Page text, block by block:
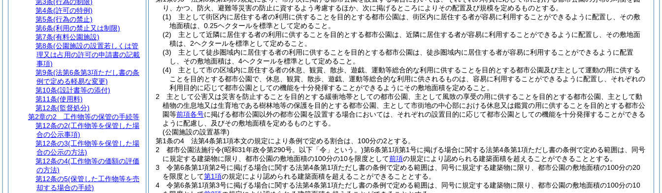
り、かつ、防火、避難等災害の防止に資するよう考慮するほか、次に掲げるところによりその配置及び規模を定めるものとする。
(1)
主として街区内に居住する者の利用に供することを目的とする都市公園は、街区内に居住する者が容易に利用することができるように配置し、その敷
地面積は、0.25ヘクタールを標準として定めること。
(2)
主として近隣に居住する者の利用に供することを目的とする都市公園は、近隣に居住する者が容易に利用することができるように配置し、その敷地面
積は、2ヘクタールを標準として定めること。
(3)
主として徒歩圏域内に居住する者の利用に供することを目的とする都市公園は、徒歩圏域内に居住する者が容易に利用することができるように配置
し、その敷地面積は、4ヘクタールを標準として定めること。
(4)
主として市の区域内に居住する者の休息、観賞、散歩、遊戯、運動等総合的な利用に供することを目的とする都市公園及び主として運動の用に供する
ことを目的とする都市公園で、休息、観賞、散歩、遊戯、運動等総合的な利用に供されるものは、容易に利用することができるように配置し、それぞれの
利用目的に応じて都市公園としての機能を十分発揮することができるようにその敷地面積を定めること。
2
主として公害又は災害を防止することを目的とする緩衝地帯としての都市公園、主として風致の享受の用に供することを目的とする都市公園、主として動
植物の生息地又は生育地である樹林地等の保護を目的とする都市公園、主として市街地の中心部における休息又は鑑賞の用に供することを目的とする都市公
園等前項各号に掲げる都市公園以外の都市公園を設置する場合においては、それぞれの設置目的に応じて都市公園としての機能を十分発揮することができる
ように配慮し、及びその敷地面積を定めるものとする。
(公園施設の設置基準)
第1条の4
法第4条第1項本文の規定により条例で定める割合は、100分の2とする。
2
都市公園法施行令(昭和31年政令第290号。以下「令」という。)第6条第1項第1号に掲げる場合に関する法第4条第1項ただし書の条例で定める範囲は、同号
に規定する建築物に限り、都市公園の敷地面積の100分の10を限度として前項の規定により認められる建築面積を超えることができることとする。
3
令第6条第1項第2号に掲げる場合に関する法第4条第1項ただし書の条例で定める範囲は、同号に規定する建築物に限り、都市公園の敷地面積の100分の20
を限度として第1項の規定により認められる建築面積を超えることができることとする。
4
令第6条第1項第3号に掲げる場合に関する法第4条第1項ただし書の条例で定める範囲は、同号に規定する建築物に限り、都市公園の敷地面積の100分の10
第4条(許可の特例)
第5条(行為の禁止)
第6条(利用の禁止又は制限)
第7条(有料公園施設)
第8条(公園施設の設置若しくは管
理又は占用の許可の申請書の記載
事項)
第9条(法第6条第3項ただし書の条
例で定める軽易な変更)
第10条(設計書等の添付)
第11条(使用料)
第12条(監督処分)
第2章の2
工作物等の保管の手続等
第12条の2(工作物等を保管した場
合の公示事項)
第12条の3(工作物等を保管した場
合の公示の方法)
第12条の4(工作物等の価額の評価
の方法)
第12条の5(保管した工作物等を売
却する場合の手続)